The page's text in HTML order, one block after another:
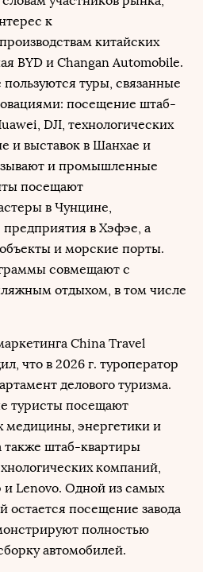
к
китайских
BYD и Changan Automobile.
туры, связанные
посещение штаб-
DJI, технологических
и выставок в Шанхае и
и промышленные
посещают
в Чунцине,
в Хэфэе, а
и морские порты.
совмещают с
отдыхом, в том числе
China Travel
что в 2026 г. туроператор
делового туризма.
туристы посещают
медицины, энергетики и
также штаб-квартиры
компаний,
и Lenovo. Одной из самых
остается посещение завода
полностью
автомобилей.